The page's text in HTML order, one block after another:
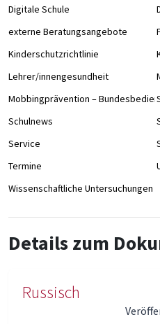
Digitale Schule
externe Beratungsangebote
Kinderschutzrichtlinie
Lehrer/innengesundheit
Mobbingprävention –
Schulnews
Service
Termine
Wissenschaftliche Untersuchungen
Details zum
Russisch